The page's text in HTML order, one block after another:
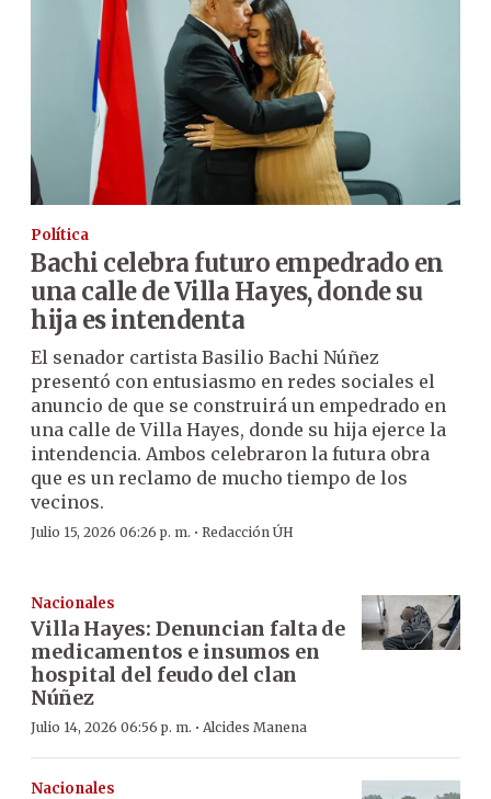
Política
Bachi celebra futuro empedrado en
una calle de Villa Hayes, donde su
hija es intendenta
El senador cartista Basilio Bachi Núñez
presentó con entusiasmo en redes sociales el
anuncio de que se construirá un empedrado en
una calle de Villa Hayes, donde su hija ejerce la
intendencia. Ambos celebraron la futura obra
que es un reclamo de mucho tiempo de los
vecinos.
Julio 15, 2026 06:26 p. m. · Redacción ÚH
Nacionales
Villa Hayes: Denuncian falta de
medicamentos e insumos en
hospital del feudo del clan
Núñez
Julio 14, 2026 06:56 p. m. · Alcides Manena
Nacionales